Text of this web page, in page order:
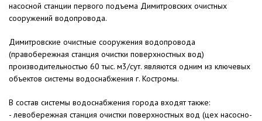
насосной станции первого подъема Димитровских очистных
сооружений водопровода.
Димитровские очистные сооружения водопровода
(правобережная станция очистки поверхностных вод)
производительностью 60 тыс. м3/сут. являются одним из ключевых
объектов системы водоснабжения г. Костромы.
В состав системы водоснабжения города входят также:
- левобережная станция очистки поверхностных вод (цех насосно-